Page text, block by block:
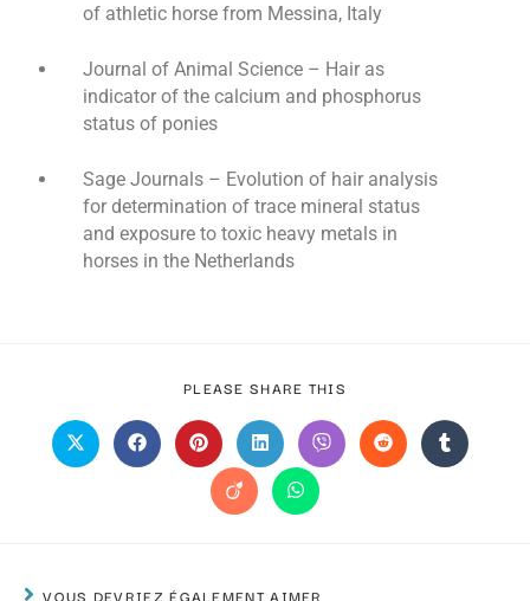
of athletic horse from Messina, Italy
Journal of Animal Science – Hair as
indicator of the calcium and phosphorus
status of ponies
Sage Journals – Evolution of hair analysis
for determination of trace mineral status
and exposure to toxic heavy metals in
horses in the Netherlands
PLEASE SHARE THIS
VOUS DEVRIEZ ÉGALEMENT AIMER